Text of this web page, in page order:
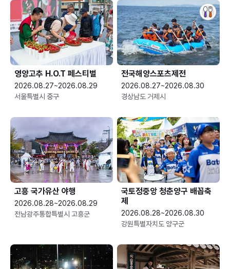
영양고추 H.O.T 페스티벌
2026.08.27~2026.08.29
서울특별시 중구
전국해양스포츠제전
2026.08.27~2026.08.30
경상남도 거제시
고흥 국가유산 야행
2026.08.28~2026.08.29
전남광주통합특별시 고흥군
국토정중앙 청춘양구 배꼽축
제
2026.08.28~2026.08.30
강원특별자치도 양구군